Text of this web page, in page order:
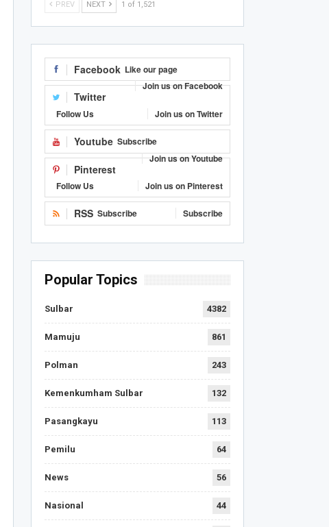
PREV NEXT 1 of 1,521
Facebook Like our page
Join us on Facebook
Twitter
Follow Us Join us on Twitter
Youtube Subscribe
Join us on Youtube
Pinterest
Follow Us Join us on Pinterest
RSS Subscribe Subscribe
Popular Topics
Sulbar 4382
Mamuju 861
Polman 243
Kemenkumham Sulbar 132
Pasangkayu 113
Pemilu 64
News 56
Nasional 44